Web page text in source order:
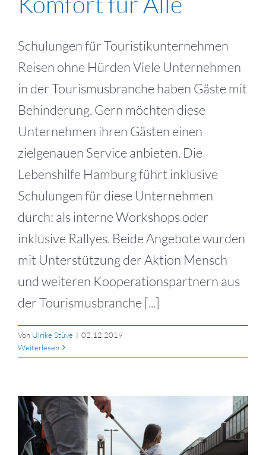
Schulungen für Touristikunternehmen
Reisen ohne Hürden Viele Unternehmen
in der Tourismusbranche haben Gäste mit
Behinderung. Gern möchten diese
Unternehmen ihren Gästen einen
zielgenauen Service anbieten. Die
Lebenshilfe Hamburg führt inklusive
Schulungen für diese Unternehmen
durch: als interne Workshops oder
inklusive Rallyes. Beide Angebote wurden
mit Unterstützung der Aktion Mensch
und weiteren Kooperationspartnern aus
der Tourismusbranche [...]
Von Ulrike Stüve | 02.12.2019
Weiterlesen